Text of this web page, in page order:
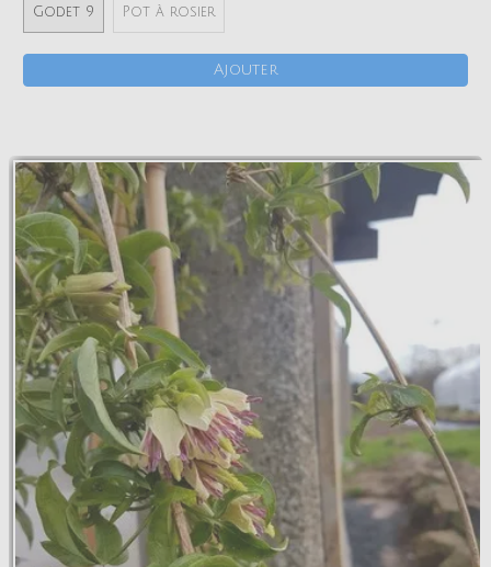
Godet 9 Pot à rosier
Ajouter